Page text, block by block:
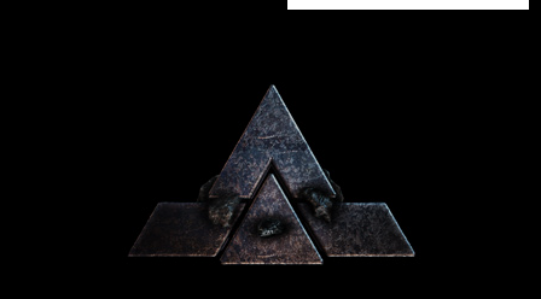
Powered By :